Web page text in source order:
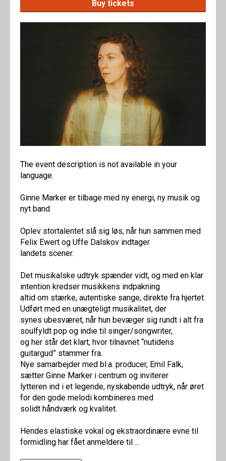
Buy tickets
The event description is not available in your
language.
Ginne Marker er tilbage med ny energi, ny musik og
nyt band
Oplev stortalentet slå sig løs, når hun sammen med
Felix Ewert og Uffe Dalskov indtager
landets scener.
Det musikalske udtryk spænder vidt, og med en klar
intention kredser musikkens indpakning
altid om stærke, autentiske sange, direkte fra hjertet.
Udført med en unægteligt musikalitet, der
synes ubesværet, når hun bevæger sig rundt i alt fra
soulfyldt pop og indie til singer/songwriter,
og her står det klart, hvor tilnavnet “nutidens
guitargud” stammer fra.
Nye samarbejder med bl.a. producer, Emil Falk,
sætter Ginne Marker i centrum og inviterer
lytteren ind i et legende, nyskabende udtryk, når øret
for den gode melodi kombineres med
solidt håndværk og kvalitet.
Hendes elastiske vokal og ekstraordinære evne til
formidling har fået anmeldere til ...